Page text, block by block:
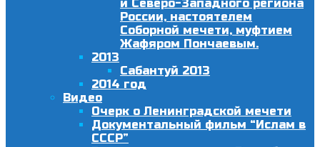
и Северо-Западного региона
России, настоятелем
Соборной мечети, муфтием
Жафяром Пончаевым.
2013
Сабантуй 2013
2014 год
Видео
Очерк о Ленинградской мечети
Документальный фильм “Ислам в
СССР”